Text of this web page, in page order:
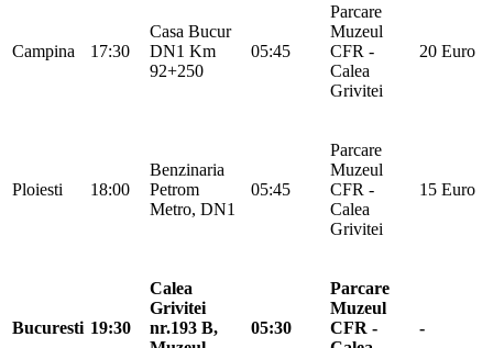
Campina 17:30
Casa Bucur
DN1 Km
92+250
05:45
Parcare
Muzeul
CFR -
Calea
Grivitei
20 Euro
Ploiesti 18:00
Benzinaria
Petrom
Metro, DN1
05:45
Parcare
Muzeul
CFR -
Calea
Grivitei
15 Euro
Bucuresti 19:30
Calea
Grivitei
nr.193 B,
05:30
Parcare
Muzeul
CFR -
-